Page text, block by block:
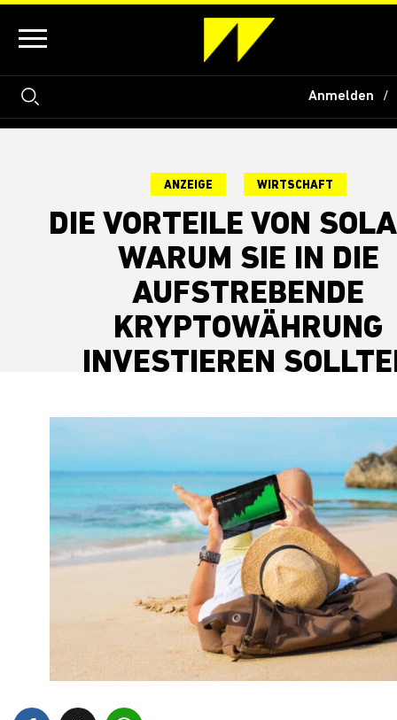
Anmelden
ANZEIGE WIRTSCHAFT
DIE VORTEILE VON
WARUM SIE IN DIE
AUFSTREBENDE
KRYPTOWÄHRUNG
INVESTIEREN